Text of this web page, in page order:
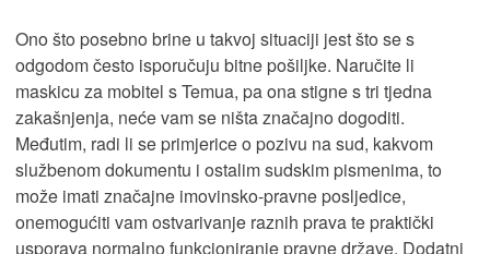
Ono što posebno brine u takvoj situaciji jest što se s
odgodom često isporučuju bitne pošiljke. Naručite li
maskicu za mobitel s Temua, pa ona stigne s tri tjedna
zakašnjenja, neće vam se ništa značajno dogoditi.
Međutim, radi li se primjerice o pozivu na sud, kakvom
službenom dokumentu i ostalim sudskim pismenima, to
može imati značajne imovinsko-pravne posljedice,
onemogućiti vam ostvarivanje raznih prava te praktički
usporava normalno funkcioniranje pravne države. Dodatni